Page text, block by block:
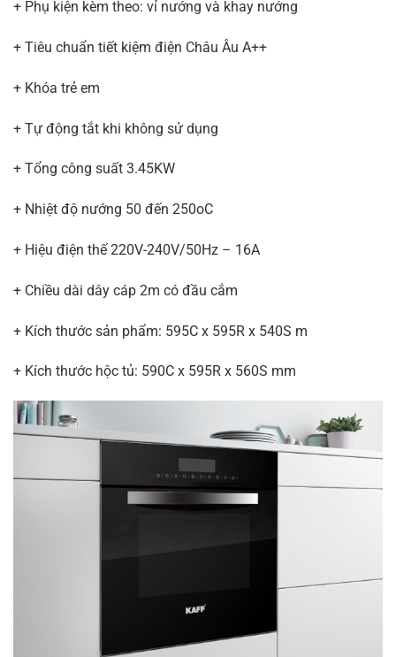
+ Phụ kiện kèm theo: vỉ nướng và khay nướng
+ Tiêu chuẩn tiết kiệm điện Châu Âu A++
+ Khóa trẻ em
+ Tự động tắt khi không sử dụng
+ Tổng công suất 3.45KW
+ Nhiệt độ nướng 50 đến 250oC
+ Hiệu điện thế 220V-240V/50Hz – 16A
+ Chiều dài dây cáp 2m có đầu cắm
+ Kích thước sản phẩm: 595C x 595R x 540S m
+ Kích thước hộc tủ: 590C x 595R x 560S mm